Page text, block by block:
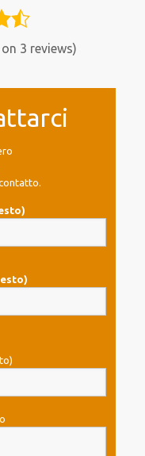
3 reviews)